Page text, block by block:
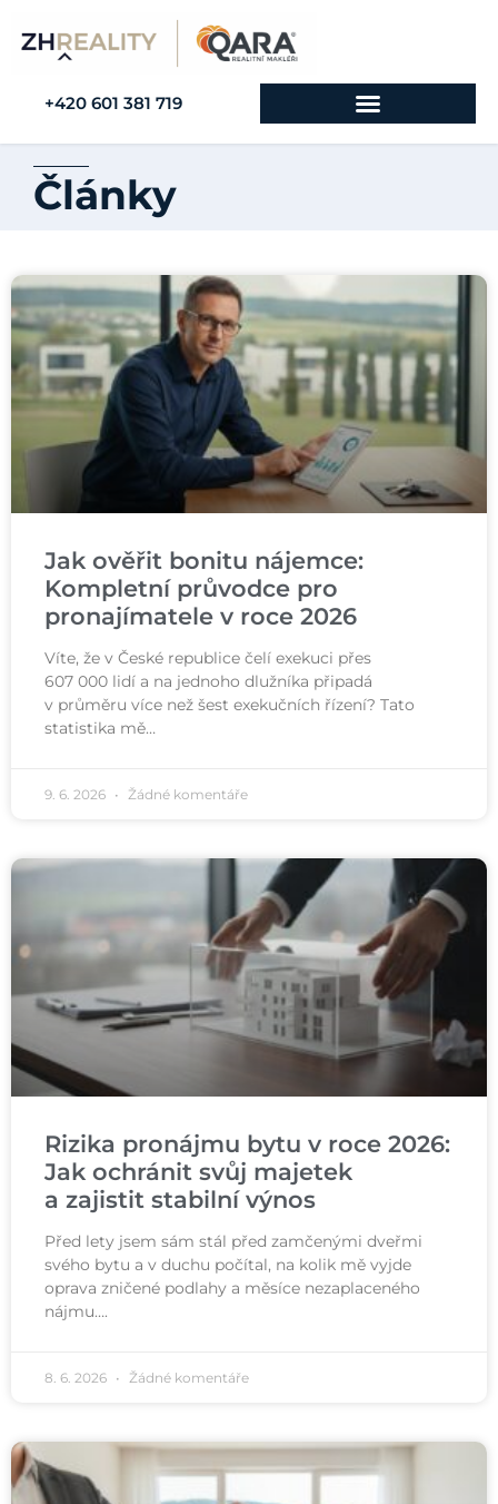
+420 601 381 719
Články
Jak ověřit bonitu nájemce:
Kompletní průvodce pro
pronajímatele v roce 2026
Víte, že v České republice čelí exekuci přes
607 000 lidí a na jednoho dlužníka připadá
v průměru více než šest exekučních řízení? Tato
statistika mě…
9. 6. 2026 Žádné komentáře
Rizika pronájmu bytu v roce 2026:
Jak ochránit svůj majetek
a zajistit stabilní výnos
Před lety jsem sám stál před zamčenými dveřmi
svého bytu a v duchu počítal, na kolik mě vyjde
oprava zničené podlahy a měsíce nezaplaceného
nájmu….
8. 6. 2026 Žádné komentáře